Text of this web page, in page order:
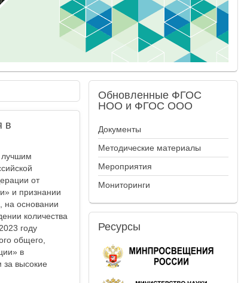
в
лучшим
от
и признании
на основании
количества
году
общего,
в
высокие
Обновленные ФГОС
НОО и ФГОС ООО
Документы
Методические материалы
Мероприятия
Мониторинги
Ресурсы